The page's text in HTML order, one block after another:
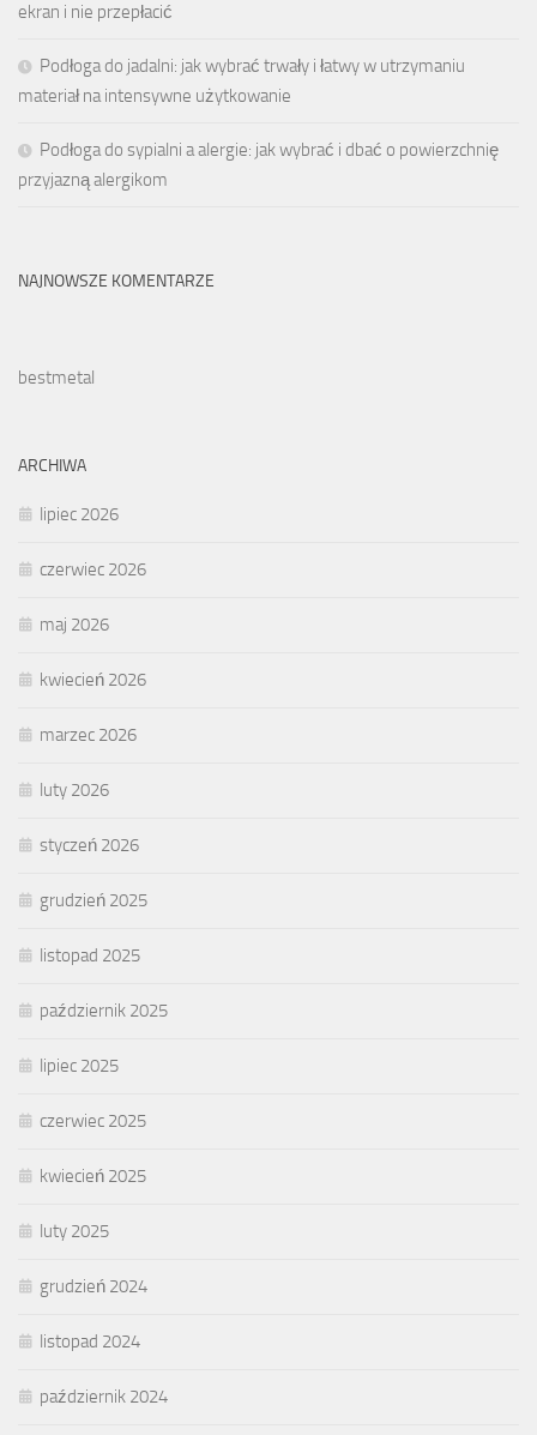
ekran i nie przepłacić
Podłoga do jadalni: jak wybrać trwały i łatwy w utrzymaniu
materiał na intensywne użytkowanie
Podłoga do sypialni a alergie: jak wybrać i dbać o powierzchnię
przyjazną alergikom
NAJNOWSZE KOMENTARZE
bestmetal
ARCHIWA
lipiec 2026
czerwiec 2026
maj 2026
kwiecień 2026
marzec 2026
luty 2026
styczeń 2026
grudzień 2025
listopad 2025
październik 2025
lipiec 2025
czerwiec 2025
kwiecień 2025
luty 2025
grudzień 2024
listopad 2024
październik 2024